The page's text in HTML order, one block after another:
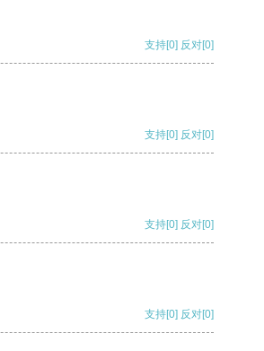
支持[0] 反对[0]
支持[0] 反对[0]
支持[0] 反对[0]
支持[0] 反对[0]